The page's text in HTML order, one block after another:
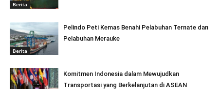
Berita
Berita
Pelindo Peti Kemas Benahi Pelabuhan Ternate dan
Pelabuhan Merauke
Komitmen Indonesia dalam Mewujudkan
Transportasi yang Berkelanjutan di ASEAN